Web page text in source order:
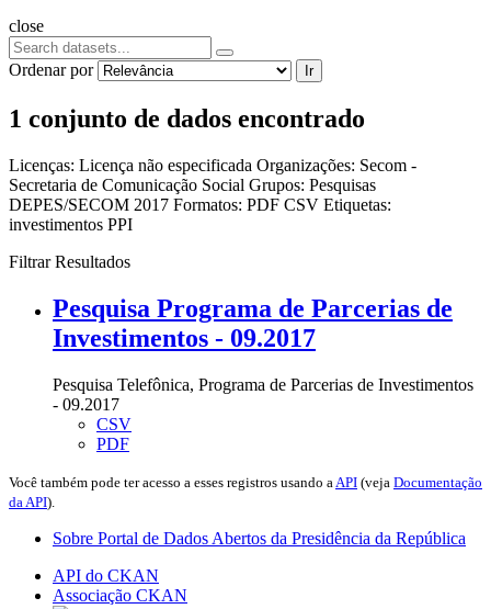
close
Ordenar por Ir
1 conjunto de dados encontrado
Licenças: Licença não especificada Organizações: Secom -
Secretaria de Comunicação Social Grupos: Pesquisas
DEPES/SECOM 2017 Formatos: PDF CSV Etiquetas:
investimentos PPI
Filtrar Resultados
Pesquisa Programa de Parcerias de
Investimentos - 09.2017
Pesquisa Telefônica, Programa de Parcerias de Investimentos
- 09.2017
CSV
PDF
Você também pode ter acesso a esses registros usando a API (veja Documentação
da API).
Sobre Portal de Dados Abertos da Presidência da República
API do CKAN
Associação CKAN